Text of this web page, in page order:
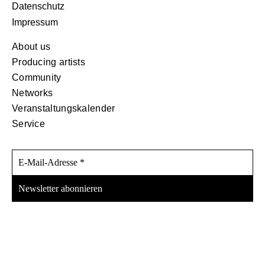
Datenschutz
Impressum
About us
Producing artists
Community
Networks
Veranstaltungskalender
Service